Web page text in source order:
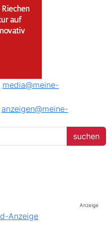
media@meine-
anzeigen@meine-
Anzeige